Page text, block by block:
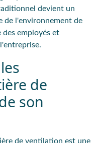
devient un
de l'environnement de
employés et
de
son
de ventilation est une